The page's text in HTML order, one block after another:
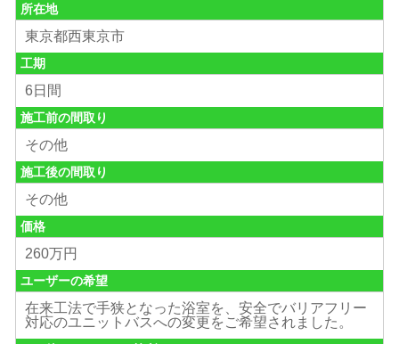
所在地
東京都西東京市
工期
6日間
施工前の間取り
その他
施工後の間取り
その他
価格
260万円
ユーザーの希望
在来工法で手狭となった浴室を、安全でバリアフリー
対応のユニットバスへの変更をご希望されました。